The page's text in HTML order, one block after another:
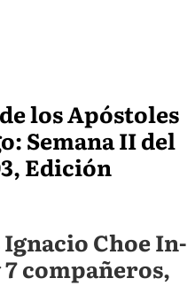
los Apóstoles
Semana II del
Edición
Choe In-
compañeros,